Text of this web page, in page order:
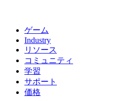
ゲーム
Industry
リソース
コミュニティ
学習
サポート
価格